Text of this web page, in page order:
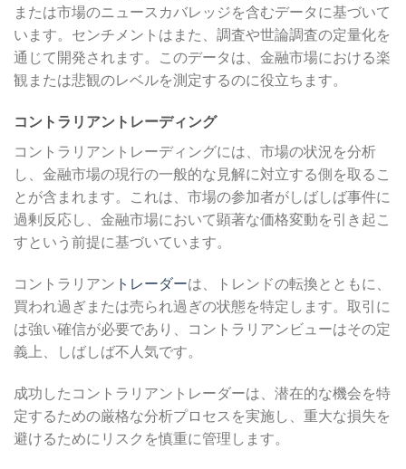
または市場のニュースカバレッジを含むデータに基づいて
います。センチメントはまた、調査や世論調査の定量化を
通じて開発されます。このデータは、金融市場における楽
観または悲観のレベルを測定するのに役立ちます。
コントラリアントレーディング
コントラリアントレーディングには、市場の状況を分析
し、金融市場の現行の一般的な見解に対立する側を取るこ
とが含まれます。これは、市場の参加者がしばしば事件に
過剰反応し、金融市場において顕著な価格変動を引き起こ
すという前提に基づいています。
コントラリアン トレーダーは、トレンドの転換とともに、
買われ過ぎまたは売られ過ぎの状態を特定します。取引に
は強い確信が必要であり、コントラリアンビューはその定
義上、しばしば不人気です。
成功したコントラリアントレーダーは、潜在的な機会を特
定するための厳格な分析プロセスを実施し、重大な損失を
避けるためにリスクを慎重に管理します。